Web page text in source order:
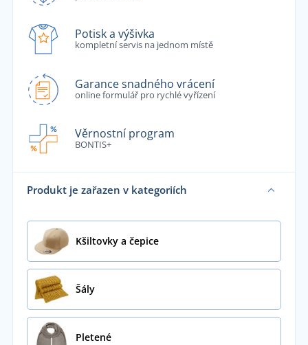
Potisk a výšivka
kompletní servis na jednom místě
Garance snadného vrácení
online formulář pro rychlé vyřízení
Věrnostní program
BONTIS+
Produkt je zařazen v kategoriích
Kšiltovky a čepice
Šály
Pletené